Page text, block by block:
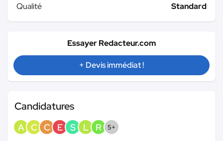
Qualité
Standard
Essayer Redacteur.com
+ Devis immédiat !
Candidatures
A C C E S L R 5+